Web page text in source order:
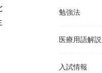
勉強法
医療用語解説
入試情報